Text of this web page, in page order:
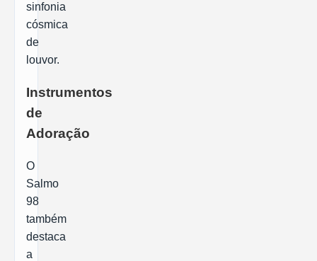
sinfonia
cósmica
de
louvor.
Instrumentos
de
Adoração
O
Salmo
98
também
destaca
a